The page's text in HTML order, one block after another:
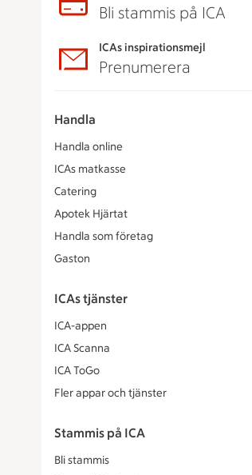
Bli stammis på ICA
ICAs inspirationsmejl
Prenumerera
Handla
Handla online
ICAs matkasse
Catering
Apotek Hjärtat
Handla som företag
Gaston
ICAs tjänster
ICA-appen
ICA Scanna
ICA ToGo
Fler appar och tjänster
Stammis på ICA
Bli stammis